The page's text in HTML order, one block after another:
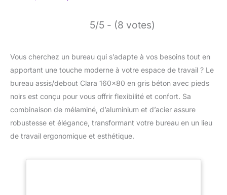
5/5 - (8 votes)
Vous cherchez un bureau qui s’adapte à vos besoins tout en
apportant une touche moderne à votre espace de travail ? Le
bureau assis/debout Clara 160×80 en gris béton avec pieds
noirs est conçu pour vous offrir flexibilité et confort. Sa
combinaison de mélaminé, d’aluminium et d’acier assure
robustesse et élégance, transformant votre bureau en un lieu
de travail ergonomique et esthétique.